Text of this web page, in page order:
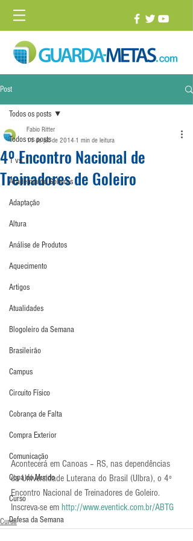
Post
Todos os posts
1 vs. 1
Academia de Goleiros
Adaptação
Altura
Análise de Produtos
Aquecimento
Artigos
Atualidades
Blogoleiro da Semana
Brasileirão
Campus
Circuito Físico
Cobrança de Falta
Compra Exterior
Comunicação
Copa do Mundo
Curso
Defesa da Semana
Todos os posts
4º Encontro Nacional de
Treinadores de Goleiro
Fabio Ritter
11 de jul. de 2014 1 min de leitura
Acontecerá em Canoas – RS, nas dependências
da Universidade Luterana do Brasil (Ulbra), o 4º
Encontro Nacional de Treinadores de Goleiro.
Inscreva-se em http://www.eventick.com.br/ABTG
Curso